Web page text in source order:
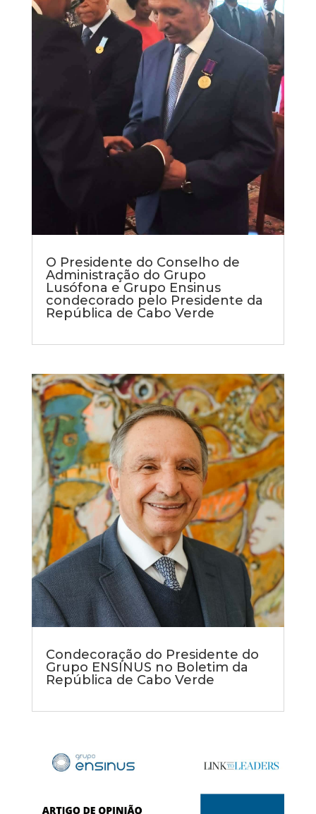
O Presidente do Conselho de
Administração do Grupo
Lusófona e Grupo Ensinus
condecorado pelo Presidente da
República de Cabo Verde
Condecoração do Presidente do
Grupo ENSINUS no Boletim da
República de Cabo Verde